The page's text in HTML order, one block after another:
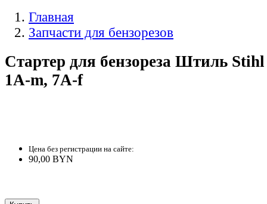
Главная
Запчасти для бензорезов
Стартер для бензореза Штиль
1A-m, 7A-f
Цена без регистрации на сайте:
90,00 BYN